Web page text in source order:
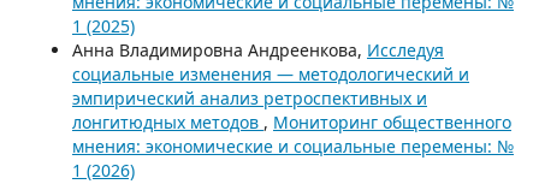
1 (2025)
Анна Владимировна Андреенкова, Исследуя
социальные изменения ― методологический и
эмпирический анализ ретроспективных и
лонгитюдных методов , Мониторинг общественного
мнения: экономические и социальные перемены: №
1 (2026)